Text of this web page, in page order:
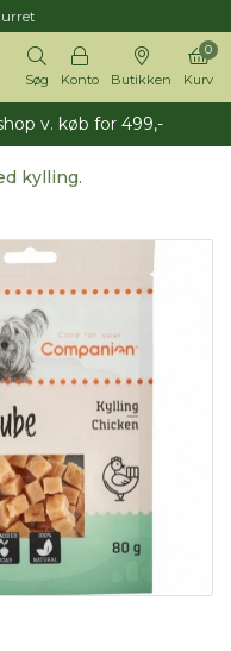
Søg Konto Butikken Kurv
0
v. køb for 499,-
kylling.